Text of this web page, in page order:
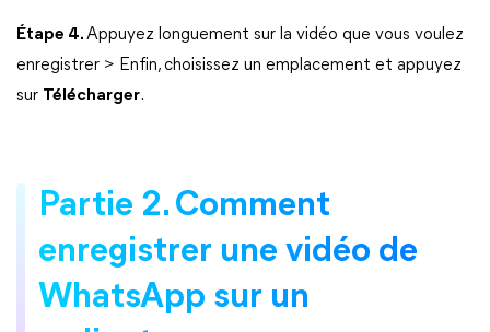
Étape 4.Appuyez longuement sur la vidéo que vous voulez
enregistrer > Enfin, choisissez un emplacement et appuyez
sur Télécharger.
Partie 2. Comment
enregistrer une vidéo de
WhatsApp sur un